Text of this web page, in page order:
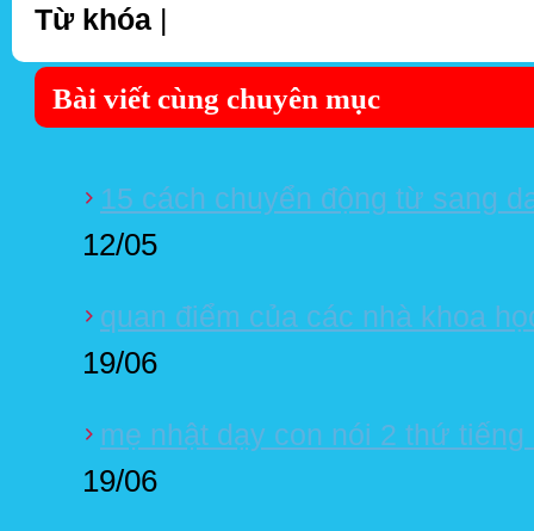
Từ khóa |
Bài viết cùng chuyên mục
15 cách chuyển động từ sang
12/05
quan điểm của các nhà khoa
19/06
mẹ nhật dạy con nói 2 thứ
19/06